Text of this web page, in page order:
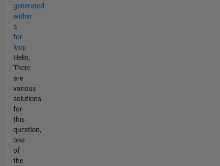
generated
within
a
for
loop
Hello,
There
are
various
solutions
for
this
question,
one
of
the